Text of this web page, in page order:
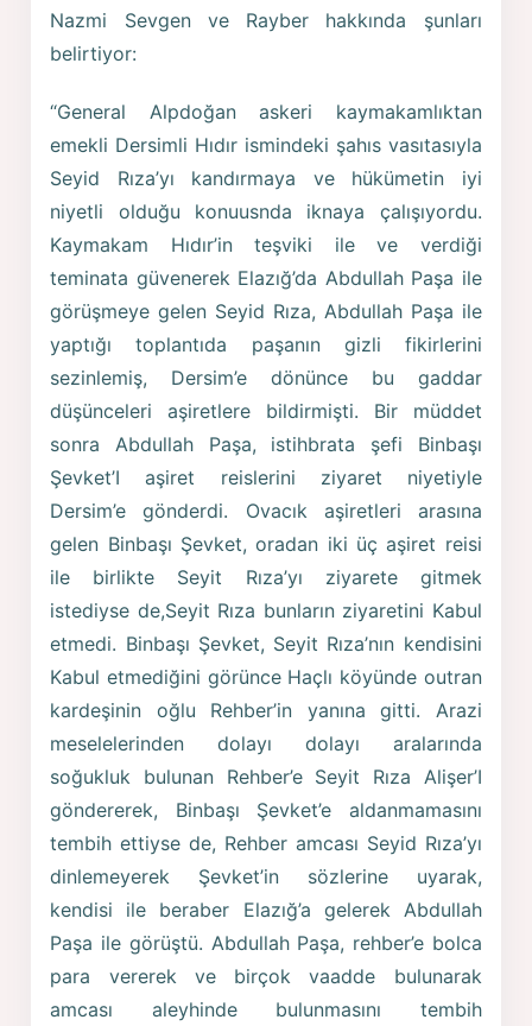
Nazmi Sevgen ve Rayber hakkında şunları
belirtiyor:
“General Alpdoğan askeri kaymakamlıktan
emekli Dersimli Hıdır ismindeki şahıs vasıtasıyla
Seyid Rıza’yı kandırmaya ve hükümetin iyi
niyetli olduğu konuusnda iknaya çalışıyordu.
Kaymakam Hıdır’in teşviki ile ve verdiği
teminata güvenerek Elazığ’da Abdullah Paşa ile
görüşmeye gelen Seyid Rıza, Abdullah Paşa ile
yaptığı toplantıda paşanın gizli fikirlerini
sezinlemiş, Dersim’e dönünce bu gaddar
düşünceleri aşiretlere bildirmişti. Bir müddet
sonra Abdullah Paşa, istihbrata şefi Binbaşı
Şevket’I aşiret reislerini ziyaret niyetiyle
Dersim’e gönderdi. Ovacık aşiretleri arasına
gelen Binbaşı Şevket, oradan iki üç aşiret reisi
ile birlikte Seyit Rıza’yı ziyarete gitmek
istediyse de,Seyit Rıza bunların ziyaretini Kabul
etmedi. Binbaşı Şevket, Seyit Rıza’nın kendisini
Kabul etmediğini görünce Haçlı köyünde outran
kardeşinin oğlu Rehber’in yanına gitti. Arazi
meselelerinden dolayı dolayı aralarında
soğukluk bulunan Rehber’e Seyit Rıza Alişer’I
göndererek, Binbaşı Şevket’e aldanmamasını
tembih ettiyse de, Rehber amcası Seyid Rıza’yı
dinlemeyerek Şevket’in sözlerine uyarak,
kendisi ile beraber Elazığ’a gelerek Abdullah
Paşa ile görüştü. Abdullah Paşa, rehber’e bolca
para vererek ve birçok vaadde bulunarak
amcası aleyhinde bulunmasını tembih